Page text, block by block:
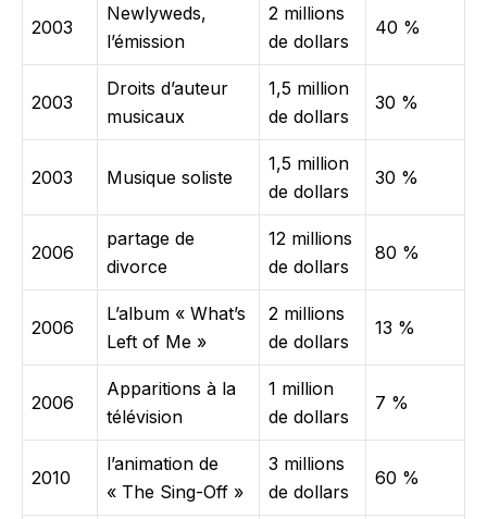
2003
Newlyweds,
l’émission
2 millions
de dollars
40 %
2003
Droits d’auteur
musicaux
1,5 million
de dollars
30 %
2003 Musique soliste
1,5 million
de dollars
30 %
2006
partage de
divorce
12 millions
de dollars
80 %
2006
L’album « What’s
Left of Me »
2 millions
de dollars
13 %
2006
Apparitions à la
télévision
1 million
de dollars
7 %
2010
l’animation de
« The Sing-Off »
3 millions
de dollars
60 %